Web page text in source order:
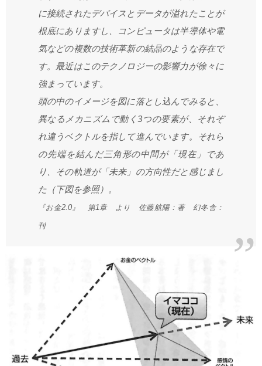
に接続されたデバイスとデータが溢れたことが
根底にありますし、コンピュータは半導体や電
気などの複数の技術革新の結晶のような存在で
す。最近はこのテクノロジーの影響力が徐々に
強まっています。
頭の中のイメージを図に落とし込んでみると、
異なるメカニズムで動く3つの要素が、それぞ
れ違うベクトルを指して進んでいます。それら
の先端を結んだ三角形の中間が「現在」であ
り、その軌道が「未来」の方向性だと感じまし
た（下図を参照）。
『お金2.0』 第1章 より 佐藤航陽：著 幻冬舎：
刊